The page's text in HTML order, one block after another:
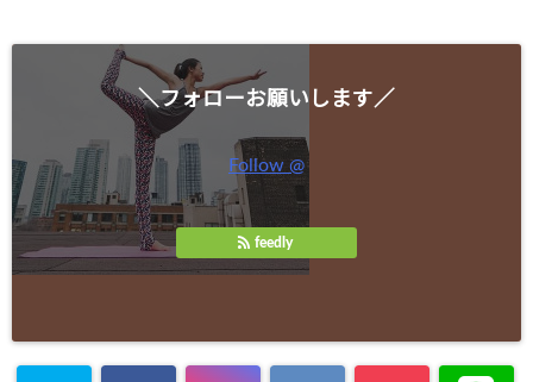
＼フォローお願いします／
Follow @
feedly